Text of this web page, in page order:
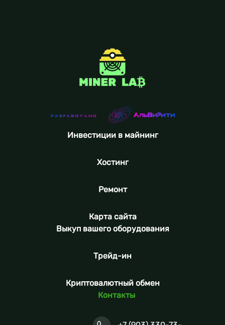
Инвестиции в майнинг
Хостинг
Ремонт
Карта сайта
Выкуп вашего оборудования
Трейд-ин
Криптовалютный обмен
Контакты